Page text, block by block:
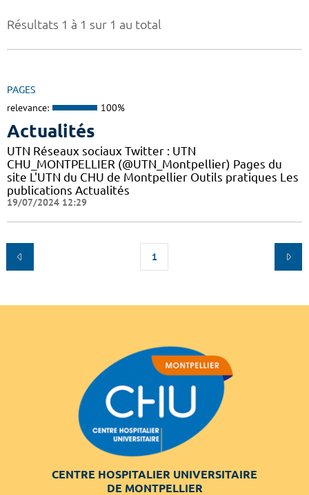
Résultats 1 à 1 sur 1 au total
PAGES
relevance: 100%
Actualités
UTN Réseaux sociaux Twitter : UTN
CHU_MONTPELLIER (@UTN_Montpellier) Pages du
site L'UTN du CHU de Montpellier Outils pratiques Les
publications Actualités
19/07/2024 12:29
1
CENTRE HOSPITALIER UNIVERSITAIRE
DE MONTPELLIER